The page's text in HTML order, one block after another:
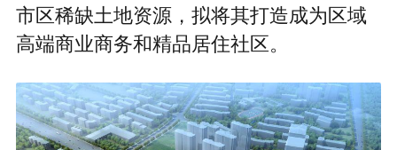
市区稀缺土地资源，拟将其打造成为区域
高端商业商务和精品居住社区。